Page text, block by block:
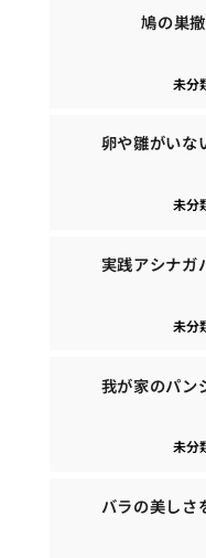
鳩の巣
未分
卵や雛がいな
未分
実践アシナガ
未分
我が家のパン
未分
バラの美しさ